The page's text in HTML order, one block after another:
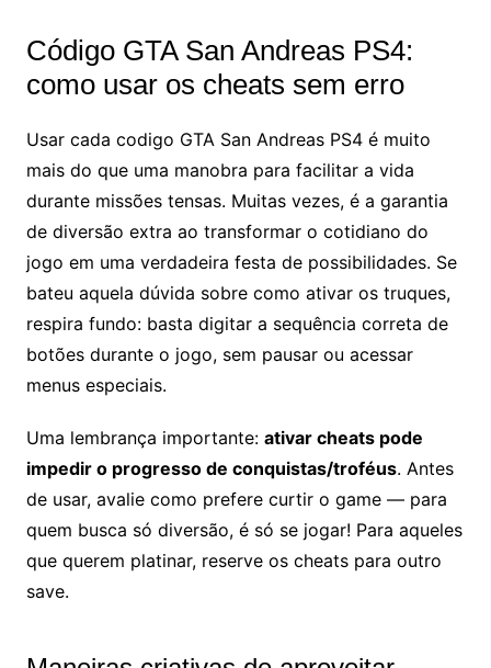
Código GTA San Andreas PS4:
como usar os cheats sem erro
Usar cada codigo GTA San Andreas PS4 é muito
mais do que uma manobra para facilitar a vida
durante missões tensas. Muitas vezes, é a garantia
de diversão extra ao transformar o cotidiano do
jogo em uma verdadeira festa de possibilidades. Se
bateu aquela dúvida sobre como ativar os truques,
respira fundo: basta digitar a sequência correta de
botões durante o jogo, sem pausar ou acessar
menus especiais.
Uma lembrança importante: ativar cheats pode
impedir o progresso de conquistas/troféus. Antes
de usar, avalie como prefere curtir o game — para
quem busca só diversão, é só se jogar! Para aqueles
que querem platinar, reserve os cheats para outro
save.